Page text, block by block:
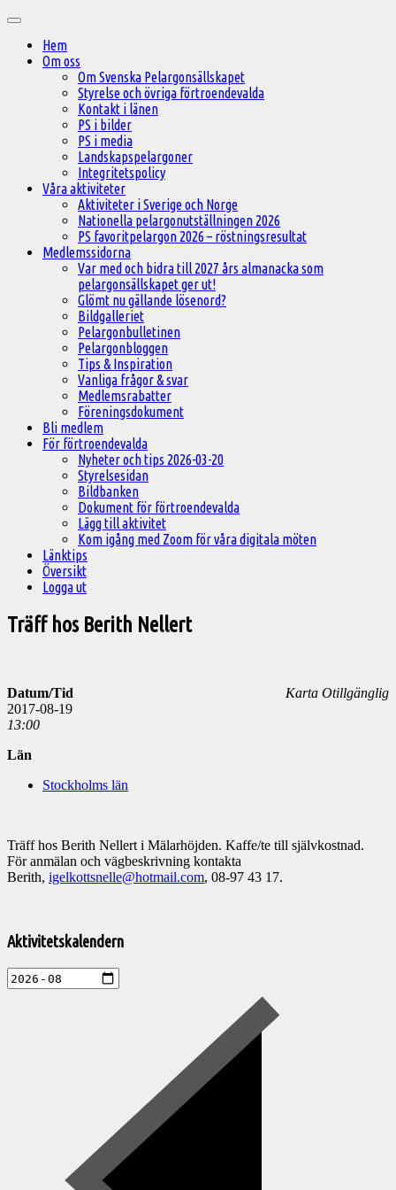
innehåll
Huvudmeny
Hem
Om oss
Om Svenska Pelargonsällskapet
Styrelse och övriga förtroendevalda
Kontakt i länen
PS i bilder
PS i media
Landskapspelargoner
Integritetspolicy
Våra aktiviteter
Aktiviteter i Sverige och Norge
Nationella pelargonutställningen 2026
PS favoritpelargon 2026 – röstningsresultat
Medlemssidorna
Var med och bidra till 2027 års almanacka som
pelargonsällskapet ger ut!
Glömt nu gällande lösenord?
Bildgalleriet
Pelargonbulletinen
Pelargonbloggen
Tips & Inspiration
Vanliga frågor & svar
Medlemsrabatter
Föreningsdokument
Bli medlem
För förtroendevalda
Nyheter och tips 2026-03-20
Styrelsesidan
Bildbanken
Dokument för förtroendevalda
Lägg till aktivitet
Kom igång med Zoom för våra digitala möten
Länktips
Översikt
Logga ut
Träff hos Berith Nellert
Karta Otillgänglig
Datum/Tid
2017-08-19
13:00
Län
Stockholms län
Träff hos Berith Nellert i Mälarhöjden. Kaffe/te till självkostnad.
För anmälan och vägbeskrivning kontakta
Berith, igelkottsnelle@hotmail.com, 08-97 43 17.
till
aktiviteter
Aktivitetskalendern